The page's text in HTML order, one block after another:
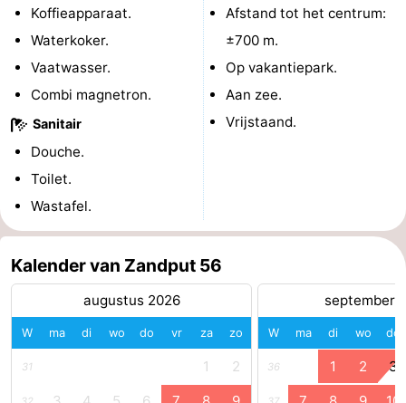
van
Veere
-
Oranjezon
Oostkapelle
-
de
Mantelingen
Domburg
-
Westkapelle
-
Natuur
Walcherse
bos
-
Dishoek
-
Vlissingen
Koffieapparaat.
Waterkoker.
Vaatwasser.
Combi magnetron.
Sanitair
Douche.
Toilet.
Wastafel.
Afstand tot het centrum:
±700 m.
Op vakantiepark.
Aan zee.
Vrijstaand.
Kalender van Zandput 56
augustus 2026
W ma di wo do vr za zo
31 1 2
september
W ma di wo do
36 1 2 3